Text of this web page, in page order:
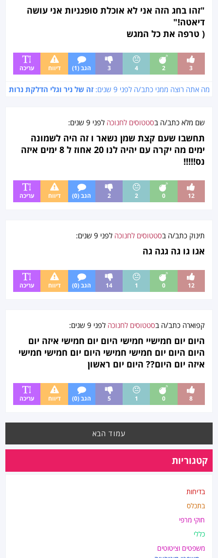
"זהו בחג הזה אני לא אוכלת סופגניות אני עושה
דיאטה!"
( טרפה את כל המגש
3
2
4
3 הגב (1) דיווח עריכה
מה אתה רוצה ממני כתב/ה לפני 9 שנים :זה של ניר וגלי הדלקת נרות
שם מלא כתב/ה בסטטוסים לחנוכה לפני 9 שנים :
תחשבו שעם קצת שמן נשאר ו זה היה לשמונה
ימים מה יקרה עם יהיה לנו 20 אחוז ל 8 ימים איזה
נס!!!!!
12
0
2
2 הגב (0) דיווח עריכה
תינוק כתב/ה בסטטוסים לחנוכה לפני 9 שנים :
אגו גו גה גגה גה
12
0
1
14 הגב (0) דיווח עריכה
קפוארה כתב/ה בסטטוסים לחנוכה לפני 9 שנים :
היום יום חמישיי חמישי היום יום חמישי איזה יום
היום היום יום חמישי חמישי היום יום חמישי חמישי
איזה יום היום?? היום יום ראשון
8
0
1
5 הגב (0) דיווח עריכה
עמוד הבא
קטגוריות
בדיחות
בתכלס
חוקי מרפי
כללי
משפטים וציטוטים